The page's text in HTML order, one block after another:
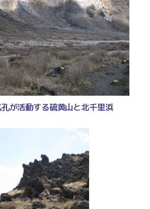
が活動する硫黄山と北千里浜